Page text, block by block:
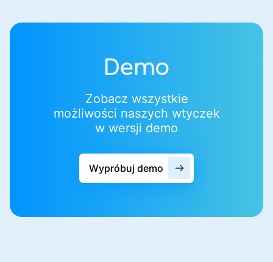
Demo
Zobacz wszystkie
możliwości naszych wtyczek
w wersji demo
Wypróbuj demo